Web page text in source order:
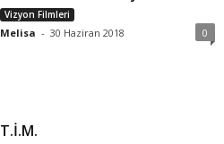
Vizyon Filmleri
Melisa - 30 Haziran 2018 0
T.İ.M.